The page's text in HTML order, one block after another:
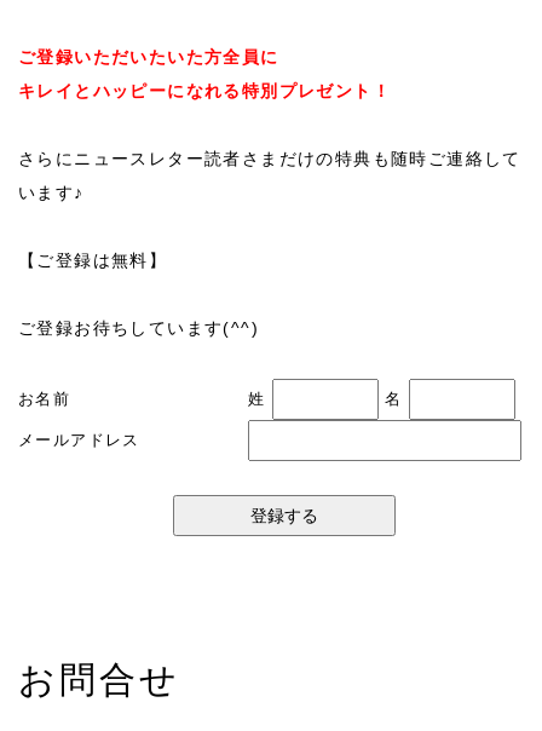
ご登録いただいたいた方全員に
キレイとハッピーになれる特別プレゼント！
さらにニュースレター読者さまだけの特典も随時ご連絡して
います♪
【ご登録は無料】
ご登録お待ちしています(^^)
お名前 姓 名
メールアドレス
お問合せ